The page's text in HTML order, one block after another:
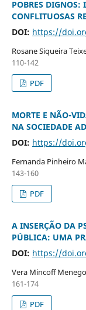
POBRES
CONFLITUOSAS
DOI: https://
Rosane Siqueira
110-142
PDF
MORTE E NÃO-
NA SOCIEDADE
DOI: https://
Fernanda Pinheiro
143-160
PDF
A INSERÇÃO DA
PÚBLICA: UMA
DOI: https://
Vera Mincoff
161-174
PDF